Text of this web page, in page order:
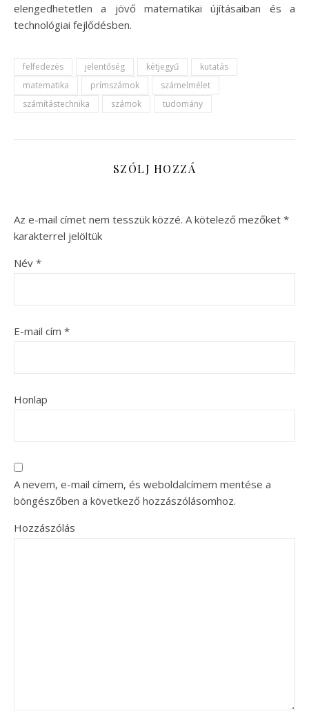
elengedhetetlen a jövő matematikai újításaiban és a
technológiai fejlődésben.
felfedezés jelentőség kétjegyű
kutatás
matematika
prímszámok
számelmélet
számítástechnika
számok tudomány
SZÓLJ HOZZÁ
Az e-mail címet nem tesszük közzé. A kötelező mezőket *
karakterrel jelöltük
Név *
E-mail cím *
Honlap
A nevem, e-mail címem, és weboldalcímem mentése a
böngészőben a következő hozzászólásomhoz.
Hozzászólás